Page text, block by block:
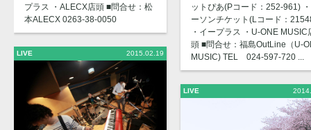
プラス ・ALECX店頭 ■問合せ：松
本ALECX 0263-38-0050
LIVE 2015.02.19
ットぴあ(Pコード：252-961)
ーソンチケット(Lコード：
・イープラス ・U-ONE MUSIC
頭 ■問合せ：福島OutLine（U-
MUSIC) TEL 024-597-720 ...
LIVE